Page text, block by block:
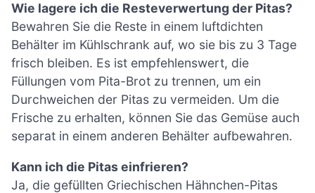
Wie lagere ich die Resteverwertung der Pitas?
Bewahren Sie die Reste in einem luftdichten
Behälter im Kühlschrank auf, wo sie bis zu 3 Tage
frisch bleiben. Es ist empfehlenswert, die
Füllungen vom Pita-Brot zu trennen, um ein
Durchweichen der Pitas zu vermeiden. Um die
Frische zu erhalten, können Sie das Gemüse auch
separat in einem anderen Behälter aufbewahren.
Kann ich die Pitas einfrieren?
Ja, die gefüllten Griechischen Hähnchen-Pitas